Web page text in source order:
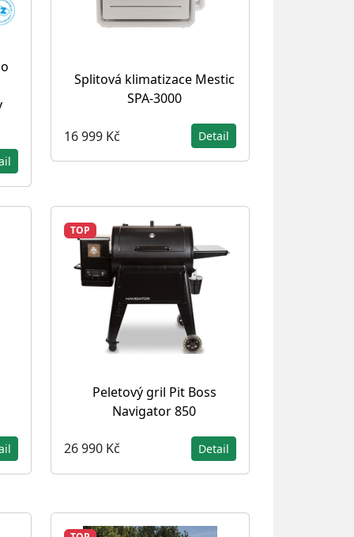
Splitová klimatizace Mestic
SPA-3000
16 999 Kč Detail
TOP
Peletový gril Pit Boss
Navigator 850
26 990 Kč Detail